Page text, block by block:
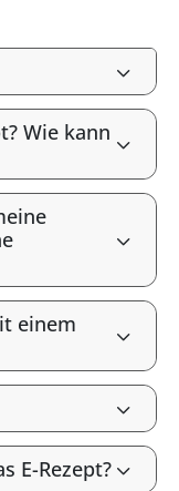
Wie kann
einem
E-Rezept?